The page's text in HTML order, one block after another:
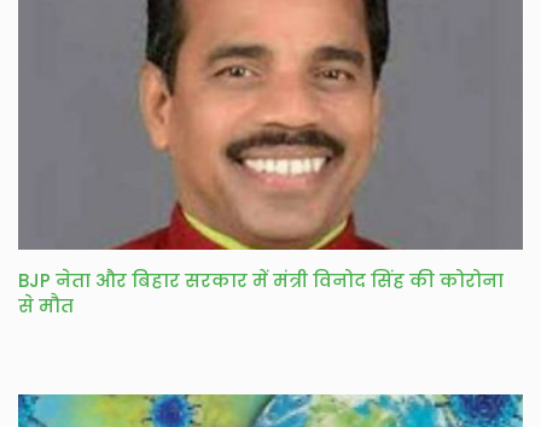
BJP नेता और बिहार सरकार में मंत्री विनोद सिंह की कोरोना
से मौत